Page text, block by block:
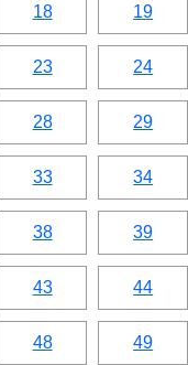
18 19
23 24
28 29
33 34
38 39
43 44
48 49